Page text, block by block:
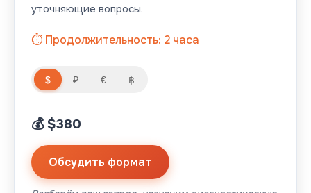
уточняющие вопросы.
⏱️ Продолжительность: 2 часа
$ ₽ € ฿
💰 $380
Обсудить формат